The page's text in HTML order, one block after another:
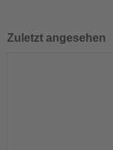
Zuletzt angesehen